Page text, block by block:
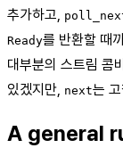
추가하고,
Ready를 반환할 때
대부분의 스트림 콤
있겠지만, next는
A general